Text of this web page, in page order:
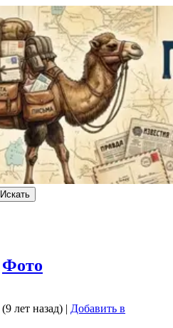
Искать
Фото
(9 лет назад) | Добавить в